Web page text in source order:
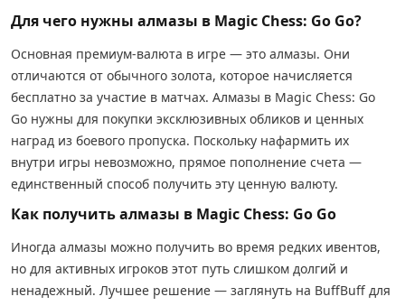
Для чего нужны алмазы в Magic Chess: Go Go?
Основная премиум-валюта в игре — это алмазы. Они
отличаются от обычного золота, которое начисляется
бесплатно за участие в матчах. Алмазы в Magic Chess: Go
Go нужны для покупки эксклюзивных обликов и ценных
наград из боевого пропуска. Поскольку нафармить их
внутри игры невозможно, прямое пополнение счета —
единственный способ получить эту ценную валюту.
Как получить алмазы в Magic Chess: Go Go
Иногда алмазы можно получить во время редких ивентов,
но для активных игроков этот путь слишком долгий и
ненадежный. Лучшее решение — заглянуть на BuffBuff для